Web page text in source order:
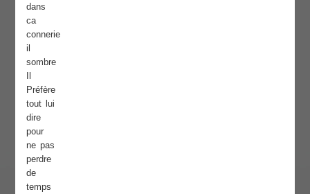
dans
ca
connerie
il
sombre
Préfère
tout lui
dire
pour
ne pas
perdre
de
temps